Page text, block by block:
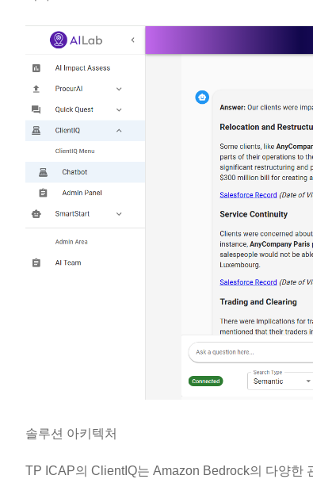
솔루션 아키텍처
TP ICAP의 ClientIQ는 Amazon Bedrock의 다양한